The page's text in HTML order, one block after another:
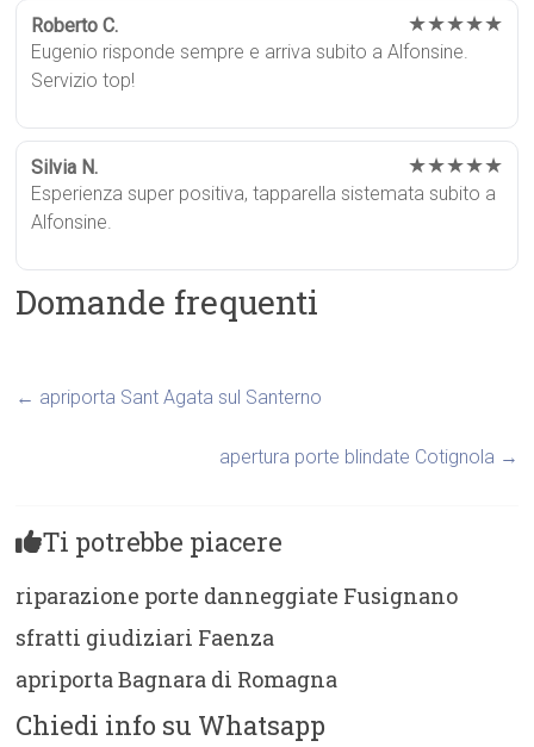
Roberto C. ★★★★★
Eugenio risponde sempre e arriva subito a Alfonsine.
Servizio top!
Silvia N. ★★★★★
Esperienza super positiva, tapparella sistemata subito a
Alfonsine.
Domande frequenti
← apriporta Sant Agata sul Santerno
apertura porte blindate Cotignola →
Ti potrebbe piacere
riparazione porte danneggiate Fusignano
sfratti giudiziari Faenza
apriporta Bagnara di Romagna
Chiedi info su Whatsapp